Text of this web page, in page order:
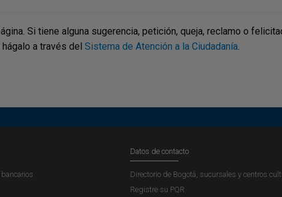
Si tiene alguna sugerencia, petición, queja, reclamo o
a través del Sistema de Atención a la Ciudadanía.
Datos de contacto
Directorio de Bogotá, sucursales y centros
Registre su PQR